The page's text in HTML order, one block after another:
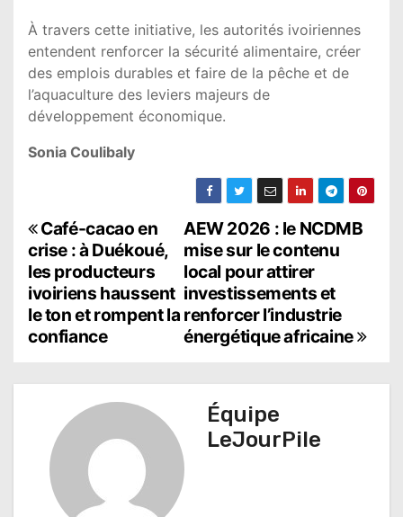
À travers cette initiative, les autorités ivoiriennes
entendent renforcer la sécurité alimentaire, créer
des emplois durables et faire de la pêche et de
l’aquaculture des leviers majeurs de
développement économique.
Sonia Coulibaly
N
a
v
i
AEW 2026 : le NCDMB
mise sur le contenu
local pour attirer
investissements et
renforcer l’industrie
énergétique africaine
Café-cacao en
crise : à Duékoué,
les producteurs
ivoiriens haussent
le ton et rompent la
confiance
Équipe
LeJourPile